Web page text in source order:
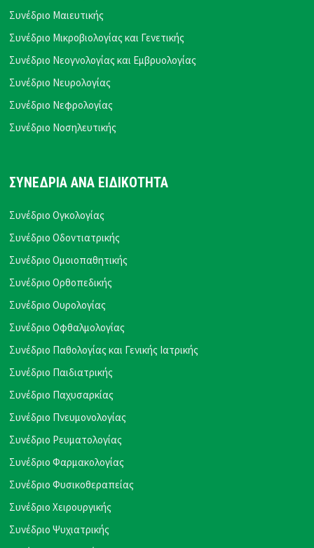
Συνέδριο Μαιευτικής
Συνέδριο Μικροβιολογίας και Γενετικής
Συνέδριο Νεογνολογίας και Εμβρυολογίας
Συνέδριο Νευρολογίας
Συνέδριο Νεφρολογίας
Συνέδριο Νοσηλευτικής
ΣΥΝΕΔΡΙΑ ΑΝΑ ΕΙΔΙΚΟΤΗΤΑ
Συνέδριο Ογκολογίας
Συνέδριο Οδοντιατρικής
Συνέδριο Ομοιοπαθητικής
Συνέδριο Ορθοπεδικής
Συνέδριο Ουρολογίας
Συνέδριο Οφθαλμολογίας
Συνέδριο Παθολογίας και Γενικής Ιατρικής
Συνέδριο Παιδιατρικής
Συνέδριο Παχυσαρκίας
Συνέδριο Πνευμονολογίας
Συνέδριο Ρευματολογίας
Συνέδριο Φαρμακολογίας
Συνέδριο Φυσικοθεραπείας
Συνέδριο Χειρουργικής
Συνέδριο Ψυχιατρικής